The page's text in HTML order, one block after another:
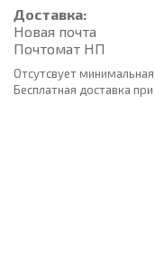
Доставка:
Новая почта
Почтомат НП
Отсутсвует
Бесплатная доставка